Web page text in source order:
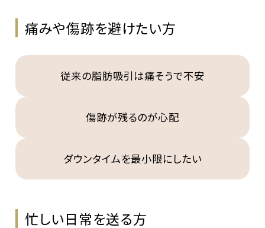
痛みや傷跡を避けたい方
従来の脂肪吸引は痛そうで不安
傷跡が残るのが心配
ダウンタイムを最小限にしたい
忙しい日常を送る方